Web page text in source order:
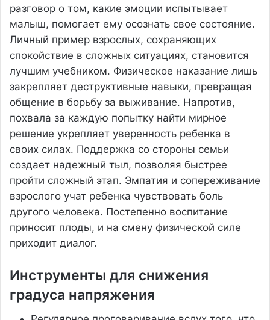
разговор о том, какие эмоции испытывает
малыш, помогает ему осознать свое состояние.
Личный пример взрослых, сохраняющих
спокойствие в сложных ситуациях, становится
лучшим учебником. Физическое наказание лишь
закрепляет деструктивные навыки, превращая
общение в борьбу за выживание. Напротив,
похвала за каждую попытку найти мирное
решение укрепляет уверенность ребенка в
своих силах. Поддержка со стороны семьи
создает надежный тыл, позволяя быстрее
пройти сложный этап. Эмпатия и сопереживание
взрослого учат ребенка чувствовать боль
другого человека. Постепенно воспитание
приносит плоды, и на смену физической силе
приходит диалог.
Инструменты для снижения
градуса напряжения